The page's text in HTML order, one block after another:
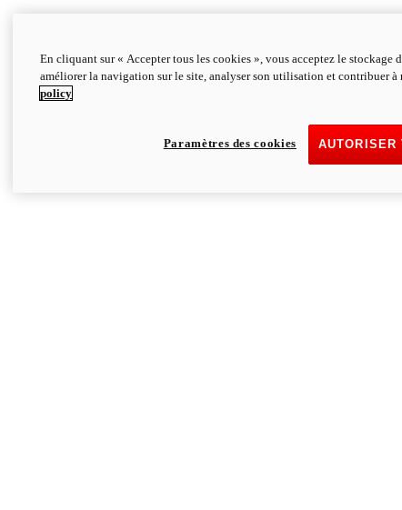
En cliquant sur « Accepter tous les cookies », vous acceptez le stockage
améliorer la navigation sur le site, analyser son utilisation et contribuer à
policy
AUTORISER
Paramètres des cookies